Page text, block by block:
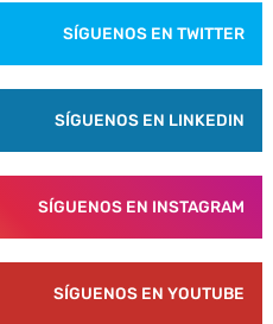
SÍGUENOS EN TWITTER
SÍGUENOS EN LINKEDIN
SÍGUENOS EN INSTAGRAM
SÍGUENOS EN YOUTUBE